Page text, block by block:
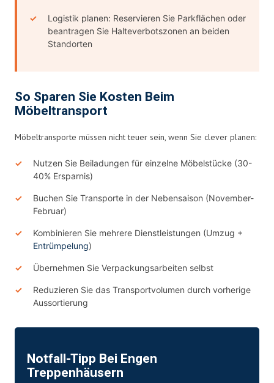
Logistik planen: Reservieren Sie Parkflächen oder
beantragen Sie Halteverbotszonen an beiden
Standorten
So Sparen Sie Kosten Beim
Möbeltransport
Möbeltransporte müssen nicht teuer sein, wenn Sie clever planen:
Nutzen Sie Beiladungen für einzelne Möbelstücke (30-
40% Ersparnis)
Buchen Sie Transporte in der Nebensaison (November-
Februar)
Kombinieren Sie mehrere Dienstleistungen (Umzug +
Entrümpelung)
Übernehmen Sie Verpackungsarbeiten selbst
Reduzieren Sie das Transportvolumen durch vorherige
Aussortierung
Notfall-Tipp Bei Engen
Treppenhäusern